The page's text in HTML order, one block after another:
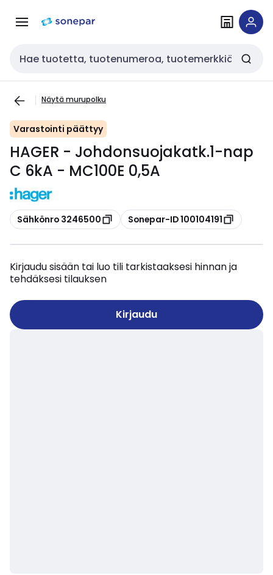
navigointiinsisältöön
Haku
Näytä murupolku
Varastointi päättyy
HAGER - Johdonsuojakatk.1-nap
C 6kA - MC100E 0,5A
Kopioi
Sähkönro 3246500 Kopioi
Sonepar-ID 100104191
Kirjaudu sisään tai luo tili tarkistaaksesi hinnan ja
tehdäksesi tilauksen
Kirjaudu